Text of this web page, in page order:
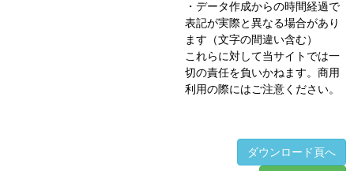
・データ作成からの時間経過で
表記が実際と異なる場合があり
ます（文字の間違い含む）
これらに対して当サイトでは一
切の責任を負いかねます。商用
利用の際にはご注意ください。
ダウンロード頁へ